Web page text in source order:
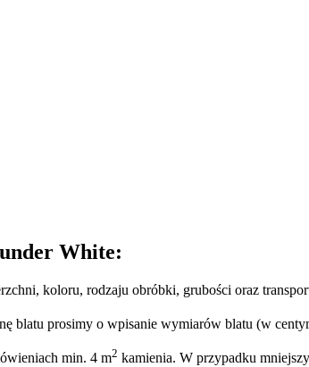
White:
koloru, rodzaju obróbki, grubości oraz
blatu prosimy o wpisanie wymiarów blatu (w
min. 4 m2 kamienia. W przypadku